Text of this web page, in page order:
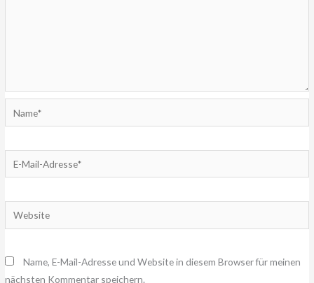
Mail-
Website
Name, E-Mail-Adresse und Website in diesem Browser für meinen
nächsten Kommentar speichern.